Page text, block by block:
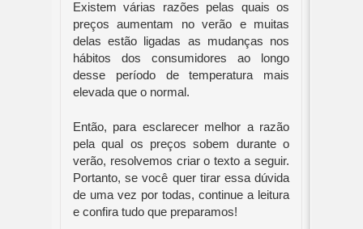
Existem várias razões pelas quais os
preços aumentam no verão e muitas
delas estão ligadas as mudanças nos
hábitos dos consumidores ao longo
desse período de temperatura mais
elevada que o normal.
Então, para esclarecer melhor a razão
pela qual os preços sobem durante o
verão, resolvemos criar o texto a seguir.
Portanto, se você quer tirar essa dúvida
de uma vez por todas, continue a leitura
e confira tudo que preparamos!